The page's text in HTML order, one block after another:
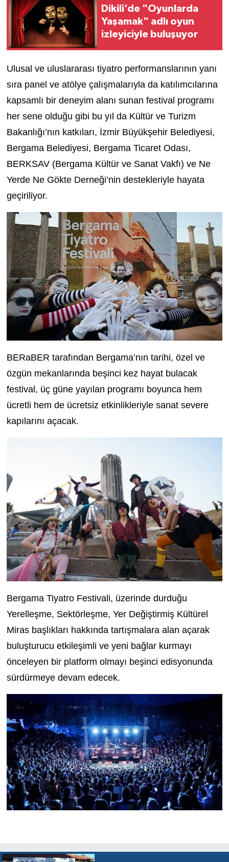
Dikili’de "Oyunlarda
Yaşamak" adlı oyun
izleyiciyle buluşuyor
Ulusal ve uluslararası tiyatro performanslarının yanı
sıra panel ve atölye çalışmalarıyla da katılımcılarına
kapsamlı bir deneyim alanı sunan festival programı
her sene olduğu gibi bu yıl da Kültür ve Turizm
Bakanlığı’nın katkıları, İzmir Büyükşehir Belediyesi,
Bergama Belediyesi, Bergama Ticaret Odası,
BERKSAV (Bergama Kültür ve Sanat Vakfı) ve Ne
Yerde Ne Gökte Derneği’nin destekleriyle hayata
geçiriliyor.
BERaBER tarafından Bergama’nın tarihi, özel ve
özgün mekanlarında beşinci kez hayat bulacak
festival, üç güne yayılan programı boyunca hem
ücretli hem de ücretsiz etkinlikleriyle sanat severe
kapılarını açacak.
Bergama Tiyatro Festivali, üzerinde durduğu
Yerelleşme, Sektörleşme, Yer Değiştirmiş Kültürel
Miras başlıkları hakkında tartışmalara alan açarak
buluşturucu etkileşimli ve yeni bağlar kurmayı
önceleyen bir platform olmayı beşinci edisyonunda
sürdürmeye devam edecek.